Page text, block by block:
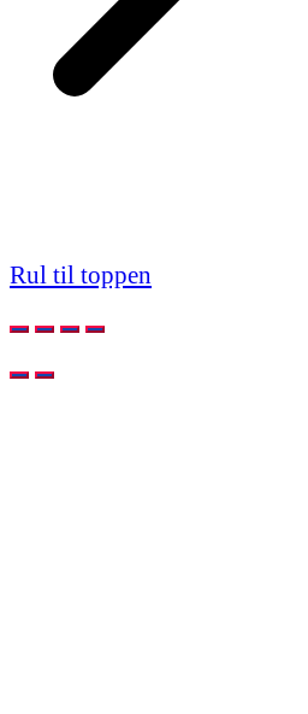
Rul til toppen